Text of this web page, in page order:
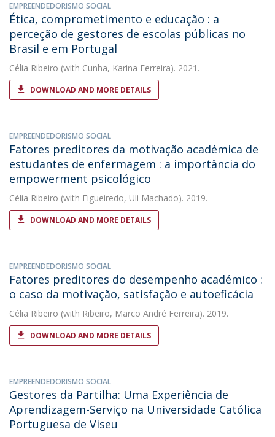
EMPREENDEDORISMO SOCIAL
Ética, comprometimento e educação : a
perceção de gestores de escolas públicas no
Brasil e em Portugal
Célia Ribeiro (with Cunha, Karina Ferreira). 2021.
DOWNLOAD AND MORE DETAILS
EMPREENDEDORISMO SOCIAL
Fatores preditores da motivação académica de
estudantes de enfermagem : a importância do
empowerment psicológico
Célia Ribeiro (with Figueiredo, Uli Machado). 2019.
DOWNLOAD AND MORE DETAILS
EMPREENDEDORISMO SOCIAL
Fatores preditores do desempenho académico :
o caso da motivação, satisfação e autoeficácia
Célia Ribeiro (with Ribeiro, Marco André Ferreira). 2019.
DOWNLOAD AND MORE DETAILS
EMPREENDEDORISMO SOCIAL
Gestores da Partilha: Uma Experiência de
Aprendizagem-Serviço na Universidade Católica
Portuguesa de Viseu